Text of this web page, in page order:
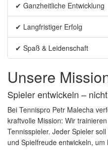
✔ Ganzheitliche Entwicklung
✔ Langfristiger Erfolg
✔ Spaß & Leidenschaft
Unsere
Spieler entwickeln –
Bei Tennispro Petr Malecha
kraftvolle Mission: Wir
Tennisspieler. Jeder Spieler
und Spielfreude entwickeln,